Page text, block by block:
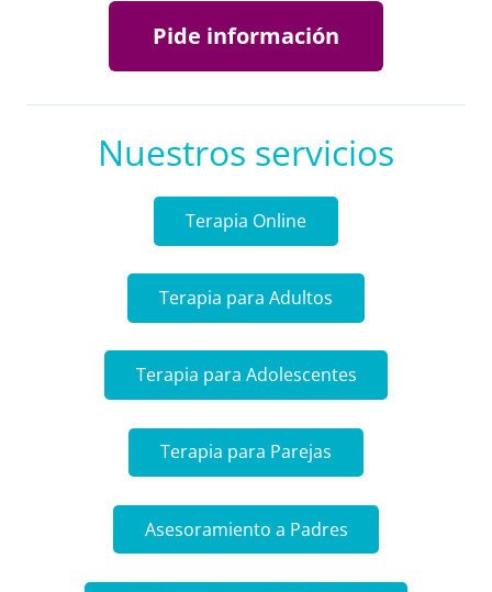
Pide información
Nuestros servicios
Terapia Online
Terapia para Adultos
Terapia para Adolescentes
Terapia para Parejas
Asesoramiento a Padres